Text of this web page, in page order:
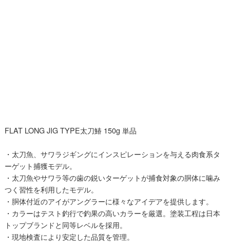
FLAT LONG JIG TYPE太刀鰆 150g 単品
・太刀魚、サワラジギングにインスピレーションを与える肉食系タ
ーゲット捕獲モデル。
・太刀魚やサワラ等の歯の鋭いターゲットが捕食対象の胴体に噛み
つく習性を利用したモデル。
・胴体付近のアイがアングラーに様々なアイデアを提供します。
・カラーはテスト釣行で釣果の高いカラーを厳選。塗装工程は日本
トップブランドと同等レベルを採用。
・現地検査により安定した品質を管理。